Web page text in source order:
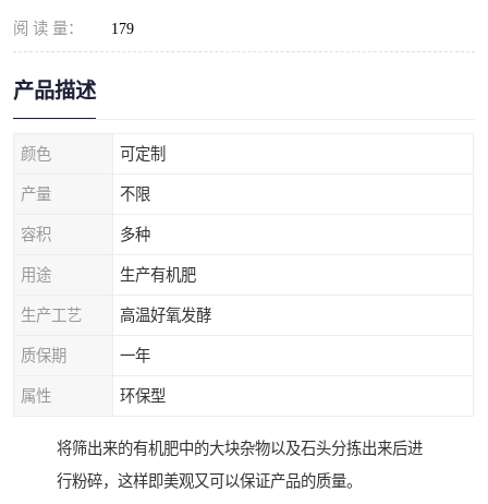
阅 读 量： 179
产品描述
颜色 可定制
产量 不限
容积 多种
用途 生产有机肥
生产工艺 高温好氧发酵
质保期 一年
属性 环保型
将筛出来的有机肥中的大块杂物以及石头分拣出来后进
行粉碎，这样即美观又可以保证产品的质量。